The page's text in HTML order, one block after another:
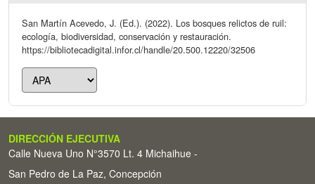
San Martín Acevedo, J. (Ed.). (2022). Los bosques relictos de ruil:
ecología, biodiversidad, conservación y restauración.
https://bibliotecadigital.infor.cl/handle/20.500.12220/32506
DIRECCIÓN EJECUTIVA
Calle Nueva Uno N°3570 Lt. 4 Michaihue -
San Pedro de La Paz, Concepción